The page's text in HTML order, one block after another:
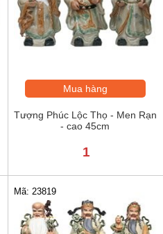
Mua hàng
Tượng Phúc Lộc Thọ - Men Rạn
- cao 45cm
1
Mã: 23819